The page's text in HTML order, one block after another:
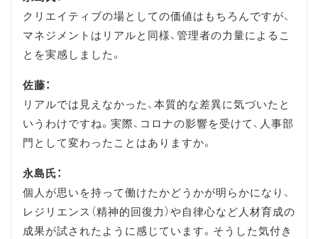
クリエイティブの場としての価値はもちろんですが、
マネジメントはリアルと同様、管理者の力量によるこ
とを実感しました。
佐藤：
リアルでは見えなかった、本質的な差異に気づいたと
いうわけですね。実際、コロナの影響を受けて、人事部
門として変わったことはありますか。
永島氏：
個人が思いを持って働けたかどうかが明らかになり、
レジリエンス（精神的回復力）や自律心など人材育成の
成果が試されたように感じています。そうした気付き